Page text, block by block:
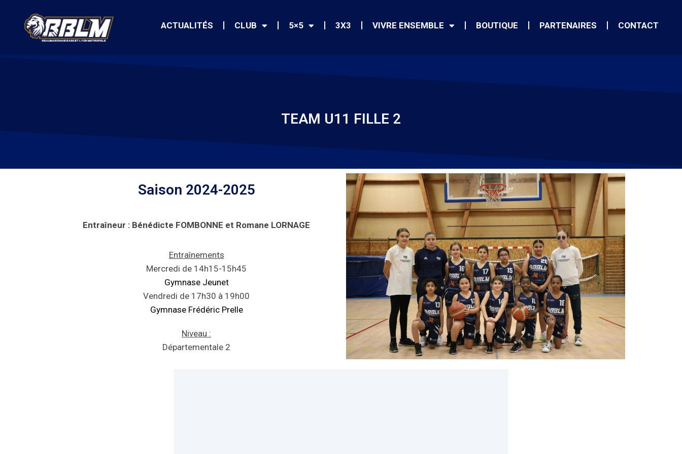
ACTUALITÉS CLUB 5×5 3X3 VIVRE ENSEMBLE BOUTIQUE PARTENAIRES CONTACT
TEAM U11 FILLE 2
Saison 2024-2025
Entraîneur : Bénédicte FOMBONNE et Romane LORNAGE
Entraînements
Mercredi de 14h15-15h45
Gymnase Jeunet
Vendredi de 17h30 à 19h00
Gymnase Frédéric Prelle
Niveau :
Départementale 2